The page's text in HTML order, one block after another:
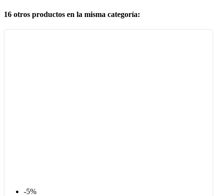
16 otros productos en la misma categoría:
-5%